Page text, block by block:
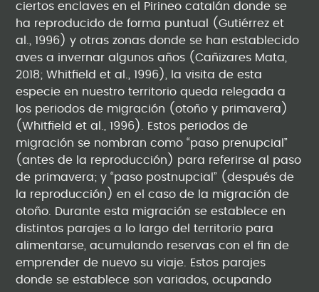
ciertos enclaves en el Pirineo catalán donde se
ha reproducido de forma puntual (Gutiérrez et
al., 1996) y otras zonas donde se han establecido
aves a invernar algunos años (Cañizares Mata,
2018; Whitfield et al., 1996), la visita de esta
especie en nuestro territorio queda relegada a
los periodos de migración (otoño y primavera)
(Whitfield et al., 1996). Estos periodos de
migración se nombran como “paso prenupcial”
(antes de la reproducción) para referirse al paso
de primavera; y “paso postnupcial” (después de
la reproducción) en el caso de la migración de
otoño. Durante esta migración se establece en
distintos parajes a lo largo del territorio para
alimentarse, acumulando reservas con el fin de
emprender de nuevo su viaje. Estos parajes
donde se establece son variados, ocupando